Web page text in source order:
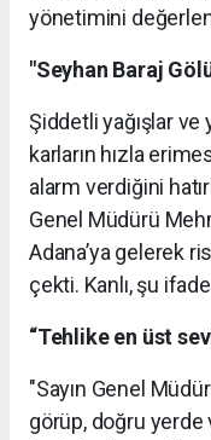
yönetimini
"Seyhan Baraj
​Şiddetli yağışlar ve
karların hızla
alarm verdiğini
Genel Müdürü
Adana’ya gelerek
çekti. Kanlı, şu
“Tehlike en üst
​"Sayın Genel
görüp, doğru